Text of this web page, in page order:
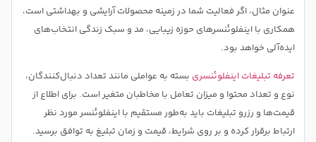
عنوان مثال، اگر فعالیت شما در زمینه محصولات آرایشی و بهداشتی است،
همکاری با اینفلوئنسرهای حوزه زیبایی، مد و سبک زندگی انتخاب‌های
ایده‌آلی خواهد بود.
تعرفه تبلیغات اینفلوئنسری بسته به عواملی مانند تعداد دنبال‌کنندگان،
نوع و تعداد محتوا و میزان تعامل با مخاطبان متغیر است. برای اطلاع از
قیمت‌ها و رزرو تبلیغات باید به‌طور مستقیم با اینفلوئنسر مورد نظر
ارتباط برقرار کرده و بر روی شرایط، قیمت و زمان تبلیغ به توافق برسید.